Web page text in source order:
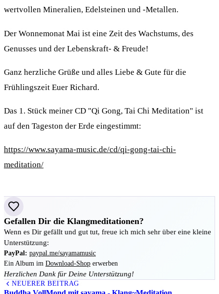
wertvollen Mineralien, Edelsteinen und -Metallen.
Der Wonnemonat Mai ist eine Zeit des Wachstums, des
Genusses und der Lebenskraft- & Freude!
Ganz herzliche Grüße und alles Liebe & Gute für die
Frühlingszeit Euer Richard.
Das 1. Stück meiner CD "Qi Gong, Tai Chi Meditation" ist
auf den Tageston der Erde eingestimmt:
https://www.sayama-music.de/cd/qi-gong-tai-chi-
meditation/
Gefallen Dir die Klangmeditationen?
Wenn es Dir gefällt und gut tut, freue ich mich sehr über eine kleine
Unterstützung:
PayPal: paypal.me/sayamamusic
Ein Album im Download-Shop erwerben
Herzlichen Dank für Deine Unterstützung!
NEUERER BEITRAG